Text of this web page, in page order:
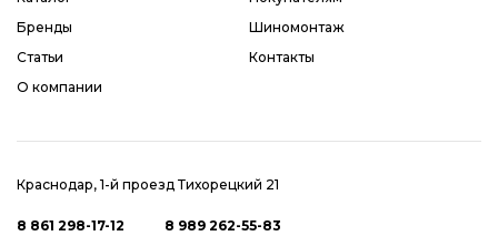
Бренды
Статьи
О компании
Шиномонтаж
Контакты
Краснодар, 1-й проезд Тихорецкий 21
8 861 298-17-12 8 989 262-55-83